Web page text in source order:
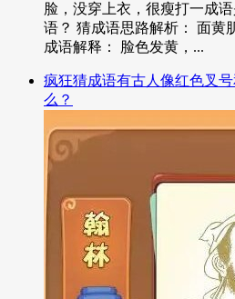
脸，没穿上衣，很瘦打一成
语？ 猜成语思路解析： 面黄
成语解释： 脸色发黄，...
疯狂猜成语有古人像红色叉
么？